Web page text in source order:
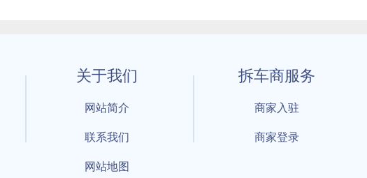
关于我们
网站简介
联系我们
网站地图
拆车商服务
商家入驻
商家登录